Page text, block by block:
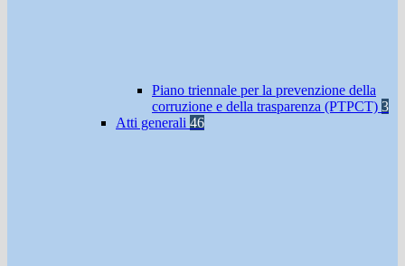
Piano triennale per la prevenzione della
corruzione e della trasparenza (PTPCT) 3
Atti generali 46